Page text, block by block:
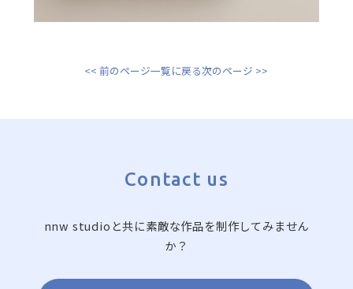
<< 前のページ一覧に戻る次のページ >>
Contact us
nnw studioと共に素敵な作品を制作してみません
か？